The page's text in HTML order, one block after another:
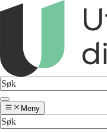
Meny